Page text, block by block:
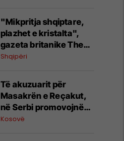
"Mikpritja shqiptare,
plazhet e kristalta",
gazeta britanike The
Sun i kushton artikull
që duhet vizituar
Shqipëri
Të akuzuarit për
Masakrën e Reçakut,
në Serbi promovojnë
mohimin e krimit
Kosovë